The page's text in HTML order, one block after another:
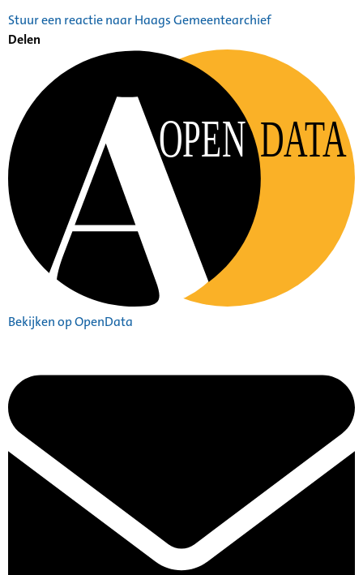
Stuur een reactie naar Haags Gemeentearchief
Delen
OPEN DATA
Bekijken op OpenData